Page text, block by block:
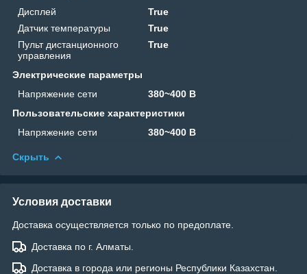
Дисплей
True
Датчик температуры
True
Пульт дистанционного
управления
True
Электрические параметры
Напряжение сети
380~400 В
Пользовательские характеристики
Напряжение сети
380~400 В
Скрыть
Условия доставки
Доставка осуществляется только по предоплате.
Доставка по г. Алматы.
Доставка в города или регионы Республики Казахстан.